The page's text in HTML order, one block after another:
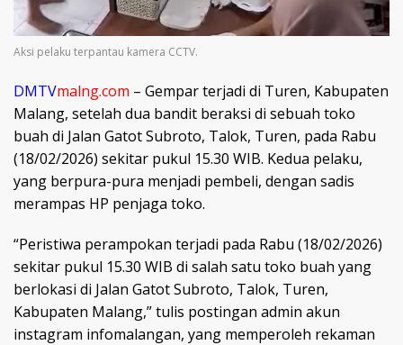
Aksi pelaku terpantau kamera CCTV.
DMTVmalng.com – Gempar terjadi di Turen, Kabupaten
Malang, setelah dua bandit beraksi di sebuah toko
buah di Jalan Gatot Subroto, Talok, Turen, pada Rabu
(18/02/2026) sekitar pukul 15.30 WIB. Kedua pelaku,
yang berpura-pura menjadi pembeli, dengan sadis
merampas HP penjaga toko.
“Peristiwa perampokan terjadi pada Rabu (18/02/2026)
sekitar pukul 15.30 WIB di salah satu toko buah yang
berlokasi di Jalan Gatot Subroto, Talok, Turen,
Kabupaten Malang,” tulis postingan admin akun
instagram infomalangan, yang memperoleh rekaman